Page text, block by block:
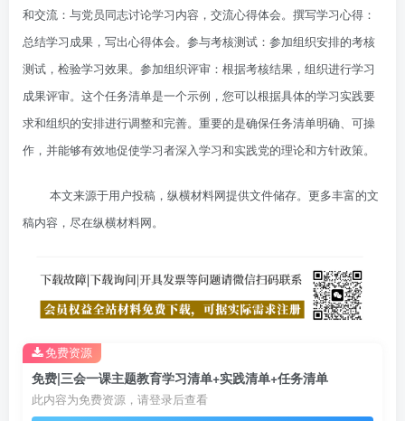
和交流：与党员同志讨论学习内容，交流心得体会。撰写学习心得：
总结学习成果，写出心得体会。参与考核测试：参加组织安排的考核
测试，检验学习效果。参加组织评审：根据考核结果，组织进行学习
成果评审。这个任务清单是一个示例，您可以根据具体的学习实践要
求和组织的安排进行调整和完善。重要的是确保任务清单明确、可操
作，并能够有效地促使学习者深入学习和实践党的理论和方针政策。
本文来源于用户投稿，纵横材料网提供文件储存。更多丰富的文
稿内容，尽在纵横材料网。
免费|三会一课主题教育学习清单+实践清单+任务清单
此内容为免费资源，请登录后查看
免费资源